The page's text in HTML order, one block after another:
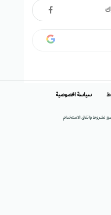
لشروط واتفاق الاستخدام
سياسة الخصوصية